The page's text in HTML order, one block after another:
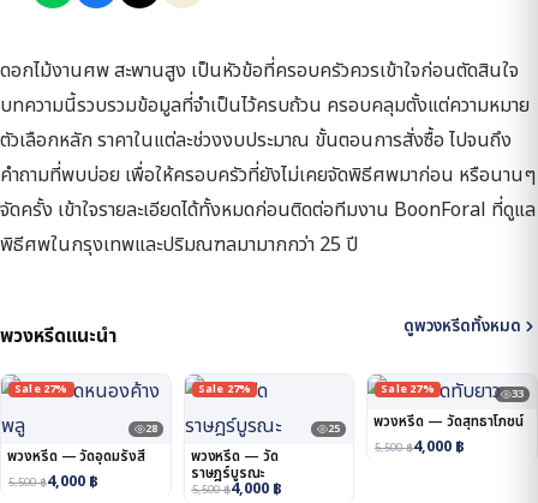
ดอกไม้งานศพ สะพานสูง เป็นหัวข้อที่ครอบครัวควรเข้าใจก่อนตัดสินใจ
บทความนี้รวบรวมข้อมูลที่จำเป็นไว้ครบถ้วน ครอบคลุมตั้งแต่ความหมาย
ตัวเลือกหลัก ราคาในแต่ละช่วงงบประมาณ ขั้นตอนการสั่งซื้อ ไปจนถึง
คำถามที่พบบ่อย เพื่อให้ครอบครัวที่ยังไม่เคยจัดพิธีศพมาก่อน หรือนานๆ
จัดครั้ง เข้าใจรายละเอียดได้ทั้งหมดก่อนติดต่อทีมงาน BoonForal ที่ดูแล
พิธีศพในกรุงเทพและปริมณฑลมามากกว่า 25 ปี
พวงหรีดแนะนำ ดูพวงหรีดทั้งหมด
Sale 27%
28
พวงหรีด — วัดอุดมรังสี
5,500฿4,000 ฿
Sale 27%
25
พวงหรีด — วัด
ราษฎร์บูรณะ
5,500฿4,000 ฿
Sale 27% 33
พวงหรีด — วัดสุทธาโภชน์
5,500฿4,000 ฿